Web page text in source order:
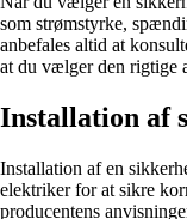
som strømstyrke,
anbefales altid at
at du vælger den rigtige
Installation af
Installation af en
elektriker for at sikre
producentens